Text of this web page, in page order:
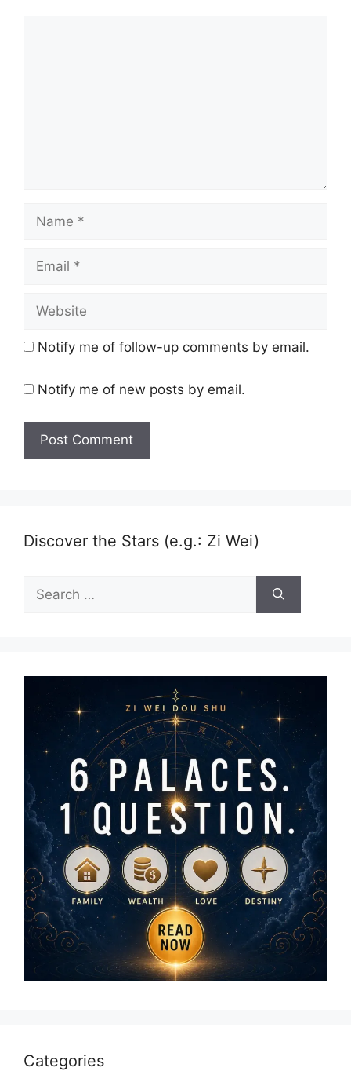
Name
Email
Website
Notify me of follow-up comments by email.
Notify me of new posts by email.
Discover the Stars (e.g.: Zi Wei)
Search
for:
Categories